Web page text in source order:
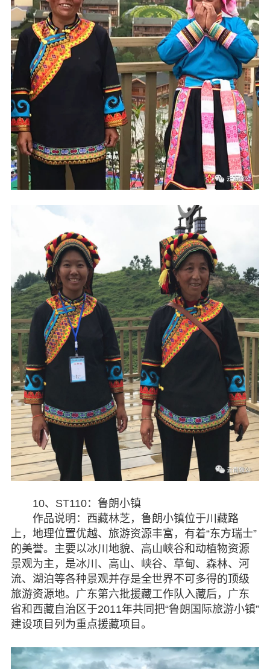
10、ST110：鲁朗小镇
作品说明：西藏林芝，鲁朗小镇位于川藏路
上，地理位置优越、旅游资源丰富，有着“东方瑞士”
的美誉。主要以冰川地貌、高山峡谷和动植物资源
景观为主，是冰川、高山、峡谷、草甸、森林、河
流、湖泊等各种景观并存是全世界不可多得的顶级
旅游资源地。广东第六批援藏工作队入藏后，广东
省和西藏自治区于2011年共同把“鲁朗国际旅游小镇”
建设项目列为重点援藏项目。